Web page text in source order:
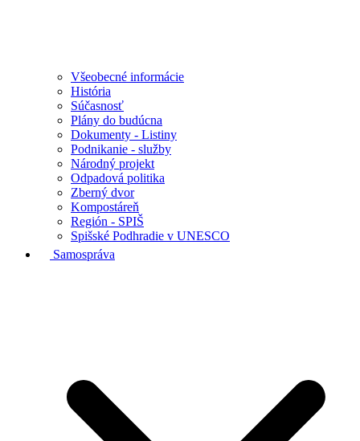
Všeobecné informácie
História
Súčasnosť
Plány do budúcna
Dokumenty - Listiny
Podnikanie - služby
Národný projekt
Odpadová politika
Zberný dvor
Kompostáreň
Región - SPIŠ
Spišské Podhradie v UNESCO
Samospráva